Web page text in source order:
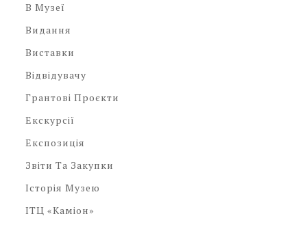
В Музеї
Видання
Виставки
Відвідувачу
Грантові Проєкти
Екскурсії
Експозиція
Звіти Та Закупки
Історія Музею
ІТЦ «Каміон»